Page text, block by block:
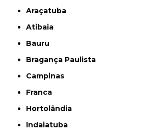
Araçatuba
Atibaia
Bauru
Bragança Paulista
Campinas
Franca
Hortolândia
Indaiatuba